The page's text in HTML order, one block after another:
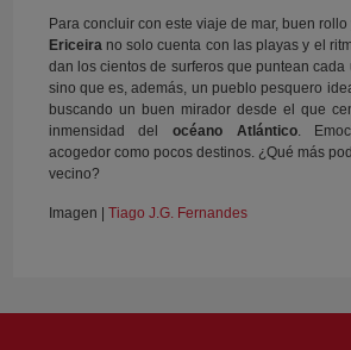
Para concluir con este viaje de mar, buen
Ericeirano solo cuenta con las playas y el
dan los cientos de surferos que puntean
sino que es, además, un pueblo pesquero
buscando un buen mirador desde el que
inmensidad del océano Atlántico.
acogedor como pocos destinos. ¿Qué más
vecino?
Imagen | Tiago J.G. Fernandes